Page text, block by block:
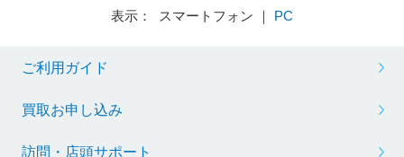
表示： スマートフォン ｜ PC
ご利用ガイド
買取お申し込み
訪問・店頭サポート